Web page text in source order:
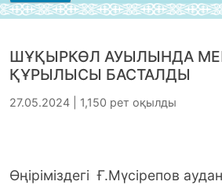
ШҰҚЫРКӨЛ АУЫЛЫНДА
ҚҰРЫЛЫСЫ БАСТАЛДЫ
27.05.2024 | 1,150 рет оқылды
Өңіріміздегі Ғ.Мүсірепов